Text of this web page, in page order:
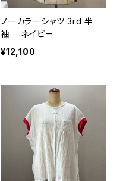
ノーカラーシャツ 3rd 半
袖 ネイビー
¥12,100